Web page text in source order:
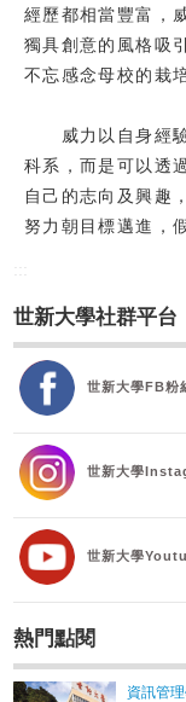
經歷都相當豐富，
獨具創意的風格吸
不忘感念母校的栽培
威力以自身經驗
科系，而是可以透
自己的志向及興趣
努力朝目標邁進，
世新大學社群平台
世新大學FB粉
世新大學
世新大學
熱門點閱
資訊管